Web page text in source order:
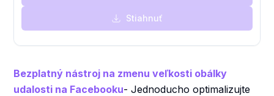
Stiahnuť
Bezplatný nástroj na zmenu veľkosti obálky
udalosti na Facebooku- Jednoducho optimalizujte